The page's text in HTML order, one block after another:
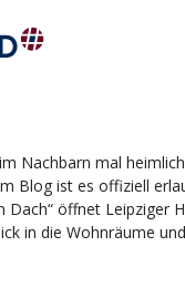
Nachbarn mal
Blog ist es offiziell
Dach“ öffnet Leipziger
in die Wohnräume